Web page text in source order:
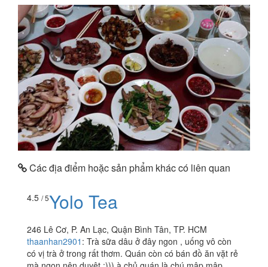
Các địa điểm hoặc sản phẩm khác có liên quan
4.5 / 5Yolo Tea
246 Lê Cơ, P. An Lạc, Quận Bình Tân, TP. HCM
thaanhan2901 : Trà sữa dâu ở đây ngon , uống vô còn
có vị trà ở trong rất thơm. Quán còn có bán đồ ăn vặt rẻ